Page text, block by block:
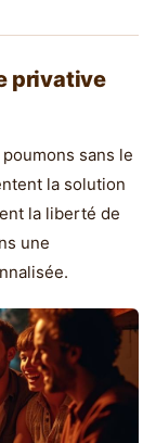
privative
sans le
la solution
la liberté de
une